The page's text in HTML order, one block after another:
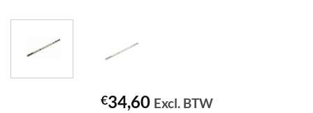
€34,60 Excl. BTW